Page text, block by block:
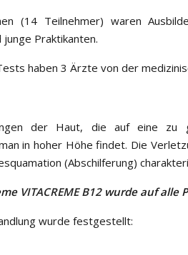
(14 Teilnehmer) waren
Praktikanten.
haben 3 Ärzte von der
der Haut, die auf eine zu
in hoher Höhe findet. Die
(Abschilferung)
VITACREME B12wurde auf alle
wurde festgestellt: